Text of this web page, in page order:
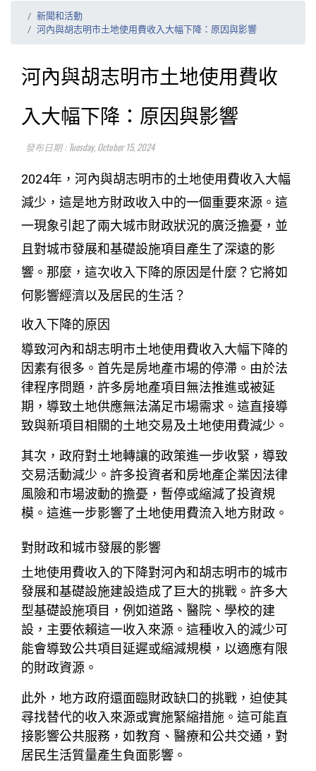
新聞和活動
河內與胡志明市土地使用費收入大幅下降：原因與影響
河內與胡志明市土地使用費收
入大幅下降：原因與影響
發布日期 : Tuesday, October 15, 2024
2024年，河內與胡志明市的土地使用費收入大幅
減少，這是地方財政收入中的一個重要來源。這
一現象引起了兩大城市財政狀況的廣泛擔憂，並
且對城市發展和基礎設施項目產生了深遠的影
響。那麼，這次收入下降的原因是什麼？它將如
何影響經濟以及居民的生活？
收入下降的原因
導致河內和胡志明市土地使用費收入大幅下降的
因素有很多。首先是房地產市場的停滯。由於法
律程序問題，許多房地產項目無法推進或被延
期，導致土地供應無法滿足市場需求。這直接導
致與新項目相關的土地交易及土地使用費減少。
其次，政府對土地轉讓的政策進一步收緊，導致
交易活動減少。許多投資者和房地產企業因法律
風險和市場波動的擔憂，暫停或縮減了投資規
模。這進一步影響了土地使用費流入地方財政。
對財政和城市發展的影響
土地使用費收入的下降對河內和胡志明市的城市
發展和基礎設施建設造成了巨大的挑戰。許多大
型基礎設施項目，例如道路、醫院、學校的建
設，主要依賴這一收入來源。這種收入的減少可
能會導致公共項目延遲或縮減規模，以適應有限
的財政資源。
此外，地方政府還面臨財政缺口的挑戰，迫使其
尋找替代的收入來源或實施緊縮措施。這可能直
接影響公共服務，如教育、醫療和公共交通，對
居民生活質量產生負面影響。